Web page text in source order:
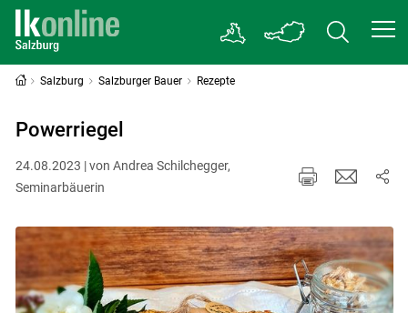
Salzburg Salzburger Bauer Rezepte
Powerriegel
24.08.2023 | von Andrea Schilchegger,
Seminarbäuerin